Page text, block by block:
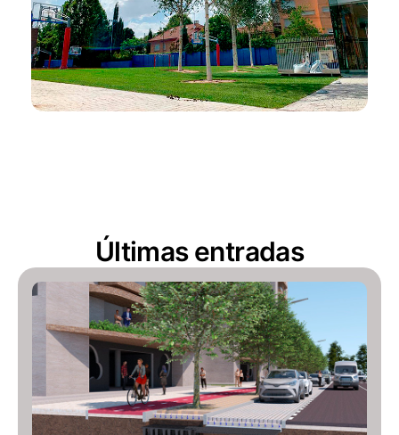
Últimas entradas